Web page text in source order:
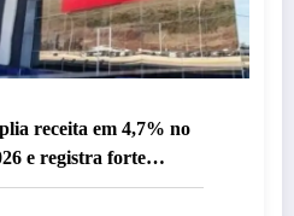
receita em 4,7% no
e registra forte
brasileira